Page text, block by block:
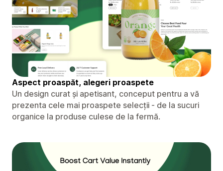
Aspect proaspăt, alegeri proaspete
Un design curat și apetisant, conceput pentru a vă
prezenta cele mai proaspete selecții - de la sucuri
organice la produse culese de la fermă.